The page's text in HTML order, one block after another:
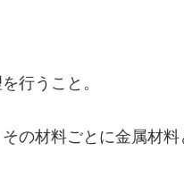
行うこと。
の材料ごとに金属材料